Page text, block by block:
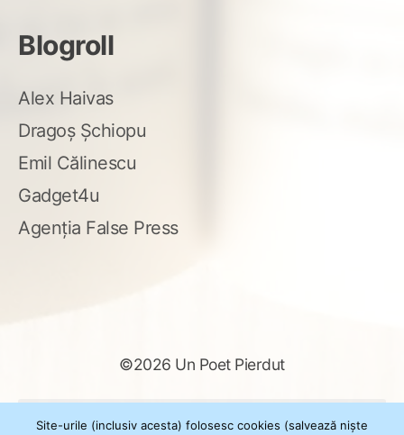
Blogroll
Alex Haivas
Dragoș Șchiopu
Emil Călinescu
Gadget4u
Agenția False Press
©2026 Un Poet Pierdut
Site-urile (inclusiv acesta) folosesc cookies (salvează niște